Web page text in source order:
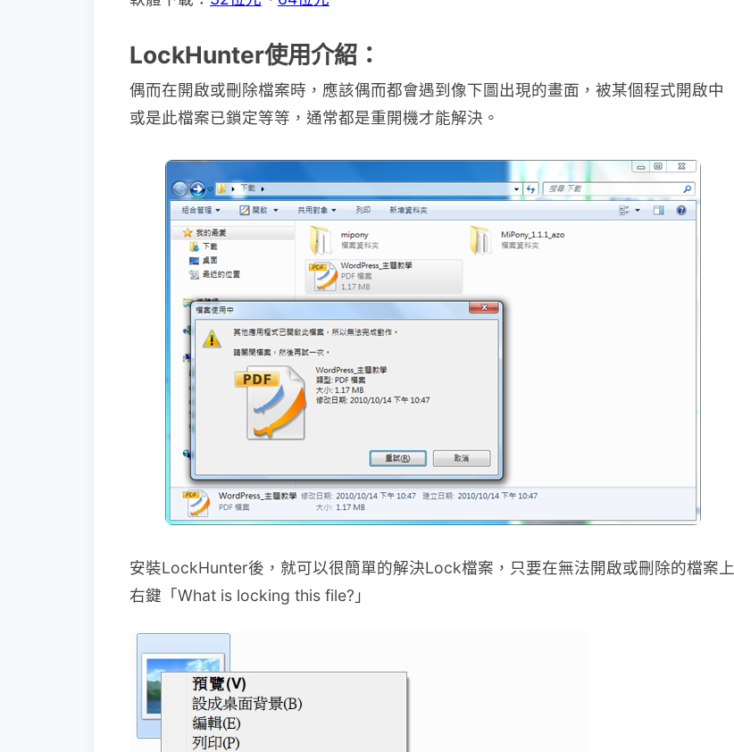
LockHunter使用介紹：
偶而在開啟或刪除檔案時，應該偶而都會遇到像下圖出現的畫面，被某個程式開啟中
或是此檔案已鎖定等等，通常都是重開機才能解決。
安裝LockHunter後，就可以很簡單的解決Lock檔案，只要在無法開啟或刪除的檔案上
右鍵「What is locking this file?」